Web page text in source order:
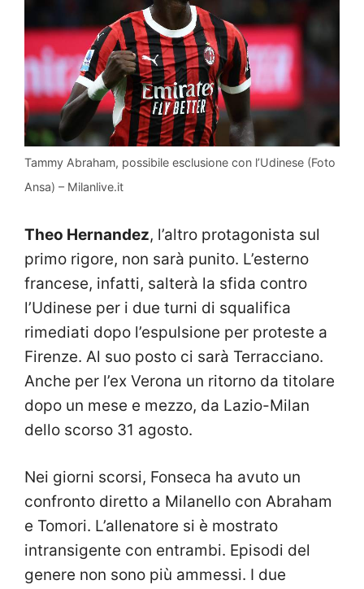
Tammy Abraham, possibile esclusione con l’Udinese (Foto
Ansa) – Milanlive.it
Theo Hernandez, l’altro protagonista sul
primo rigore, non sarà punito. L’esterno
francese, infatti, salterà la sfida contro
l’Udinese per i due turni di squalifica
rimediati dopo l’espulsione per proteste a
Firenze. Al suo posto ci sarà Terracciano.
Anche per l’ex Verona un ritorno da titolare
dopo un mese e mezzo, da Lazio-Milan
dello scorso 31 agosto.
Nei giorni scorsi, Fonseca ha avuto un
confronto diretto a Milanello con Abraham
e Tomori. L’allenatore si è mostrato
intransigente con entrambi. Episodi del
genere non sono più ammessi. I due